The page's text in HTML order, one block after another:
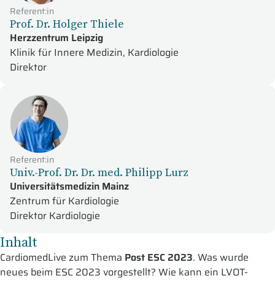
Referent:in
Prof. Dr. Holger Thiele
Herzzentrum Leipzig
Klinik für Innere Medizin, Kardiologie
Direktor
Referent:in
Univ.-Prof. Dr. Dr. med. Philipp Lurz
Universitätsmedizin Mainz
Zentrum für Kardiologie
Direktor Kardiologie
Inhalt
CardiomedLive zum Thema Post ESC 2023. Was wurde
neues beim ESC 2023 vorgestellt? Wie kann ein LVOT-